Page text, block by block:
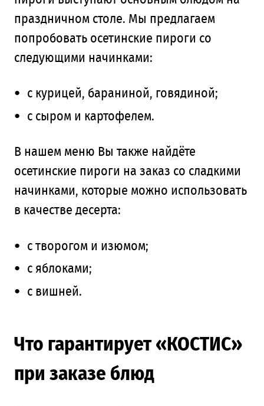
праздничном столе. Мы предлагаем
попробовать осетинские пироги со
следующими начинками:
с курицей, бараниной, говядиной;
с сыром и картофелем.
В нашем меню Вы также найдёте
осетинские пироги на заказ со сладкими
начинками, которые можно использовать
в качестве десерта:
с творогом и изюмом;
с яблоками;
с вишней.
Что гарантирует «КОСТИС»
при заказе блюд